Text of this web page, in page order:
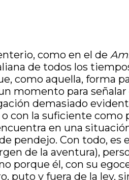
como en el de
de todos los
como aquella, forma
momento para
demasiado
con la suficiente
en una
pendejo. Con todo,
de la aventura),
porque él, con su
puto y fuera de la ley,